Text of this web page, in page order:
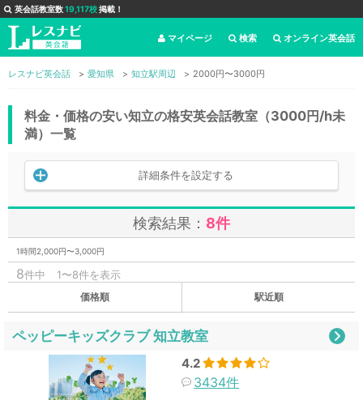
英会話教室数19,117校掲載！
オンライン英会話
検索
マイページ
レスナビ英会話 愛知県 知立駅周辺 2000円〜3000円
料金・価格の安い知立の格安英会話教室（3000円/h未
満）一覧
詳細条件を設定する
検索結果： 8件
1時間2,000円〜3,000円
8件中 1〜8件を表示
価格順 駅近順
ペッピーキッズクラブ 知立教室
4.2
3434件